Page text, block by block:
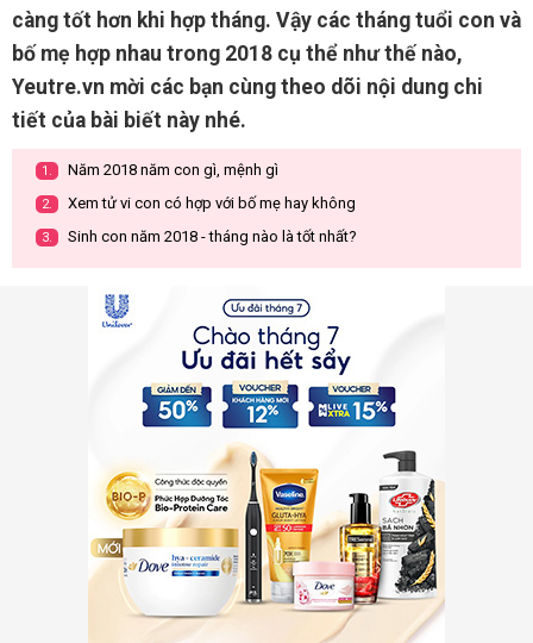
càng tốt hơn khi hợp tháng. Vậy các tháng tuổi con và
bố mẹ hợp nhau trong 2018 cụ thể như thế nào,
Yeutre.vn mời các bạn cùng theo dõi nội dung chi
tiết của bài biết này nhé.
1. Năm 2018 năm con gì, mệnh gì
2. Xem tử vi con có hợp với bố mẹ hay không
3. Sinh con năm 2018 - tháng nào là tốt nhất?